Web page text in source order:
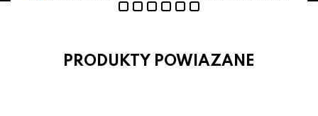
PRODUKTY POWIAZANE